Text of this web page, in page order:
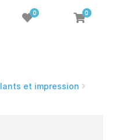
0 0
et impression